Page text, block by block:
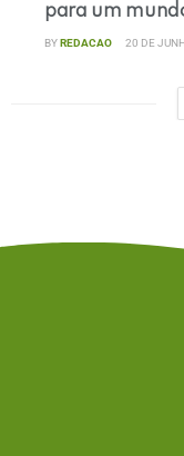
para um
BYREDACAO 20 DE